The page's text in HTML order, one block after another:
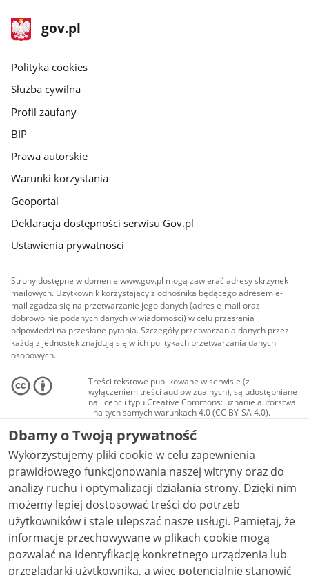
stopka
gov.pl
Strona
gov.pl
gov.pl
Polityka cookies
Służba cywilna
Profil zaufany
BIP
Prawa autorskie
Warunki korzystania
Geoportal
Deklaracja dostępności serwisu Gov.pl
Ustawienia prywatności
Strony dostępne w domenie www.gov.pl mogą zawierać adresy skrzynek
mailowych. Użytkownik korzystający z odnośnika będącego adresem e-
mail zgadza się na przetwarzanie jego danych (adres e-mail oraz
dobrowolnie podanych danych w wiadomości) w celu przesłania
odpowiedzi na przesłane pytania. Szczegóły przetwarzania danych przez
każdą z jednostek znajdują się w ich politykach przetwarzania danych
osobowych.
Treści tekstowe publikowane w serwisie (z
wyłączeniem treści audiowizualnych), są udostępniane
na licencji typu Creative Commons: uznanie autorstwa
- na tych samych warunkach 4.0 (CC BY-SA 4.0).
Materiały audiowizualne, w tym zdjęcia, materiały
audio i wideo, są udostępniane na licencji typu
Creative Commons: uznanie autorstwa użycie
niekomercyjne - bez utworów zależnych 4.0 (CC BY-
NC-ND 4.0), o ile nie jest to stwierdzone inaczej.
Dbamy o Twoją prywatność
Wykorzystujemy pliki cookie w celu zapewnienia
prawidłowego funkcjonowania naszej witryny oraz do
analizy ruchu i optymalizacji działania strony. Dzięki nim
możemy lepiej dostosować treści do potrzeb
użytkowników i stale ulepszać nasze usługi. Pamiętaj, że
informacje przechowywane w plikach cookie mogą
pozwalać na identyfikację konkretnego urządzenia lub
przeglądarki użytkownika, a więc potencjalnie stanowić